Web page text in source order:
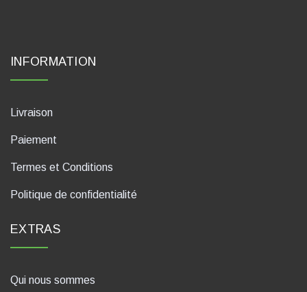
INFORMATION
Livraison
Paiement
Termes et Conditions
Politique de confidentialité
EXTRAS
Qui nous sommes